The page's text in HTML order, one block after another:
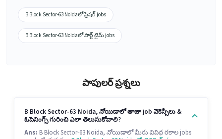
B Block Sector-63 Noidaలో ఫ్రెషర్ jobs
B Block Sector-63 Noidaలో పార్ట్ టైమ్ jobs
పాపులర్ ప్రశ్నలు
B Block Sector-63 Noida, నోయిడాలో తాజా job వెకెన్సీలు &
ఓపెనింగ్స్ గురించి ఎలా తెలుసుకోవాలి?
Ans: B Block Sector-63 Noida, నోయిడాలో మీరు వివిధ రకాల jobs